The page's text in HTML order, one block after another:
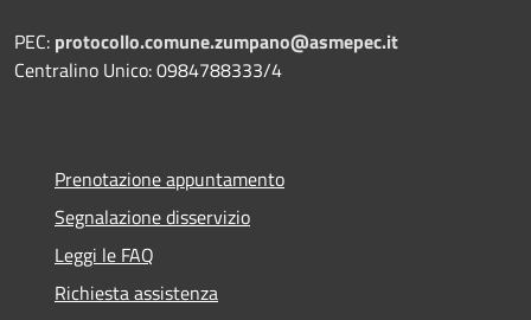
PEC: protocollo.comune.zumpano@asmepec.it
Centralino Unico: 0984788333/4
Prenotazione appuntamento
Segnalazione disservizio
Leggi le FAQ
Richiesta assistenza